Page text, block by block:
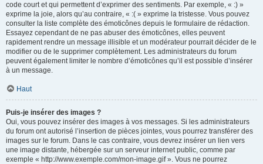
code court et qui permettent d’exprimer des sentiments. Par exemple, « :) »
exprime la joie, alors qu’au contraire, « :( » exprime la tristesse. Vous pouvez
consulter la liste complète des émoticônes depuis le formulaire de rédaction.
Essayez cependant de ne pas abuser des émoticônes, elles peuvent
rapidement rendre un message illisible et un modérateur pourrait décider de le
modifier ou de le supprimer complètement. Les administrateurs du forum
peuvent également limiter le nombre d’émoticônes qu’il est possible d’insérer
à un message.
Haut
Puis-je insérer des images ?
Oui, vous pouvez insérer des images à vos messages. Si les administrateurs
du forum ont autorisé l’insertion de pièces jointes, vous pourrez transférer des
images sur le forum. Dans le cas contraire, vous devrez insérer un lien vers
une image distante, hébergée sur un serveur internet public, comme par
exemple « http://www.exemple.com/mon-image.gif ». Vous ne pourrez